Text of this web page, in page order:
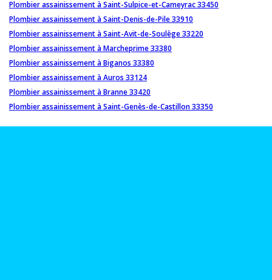
Plombier assainissement à Saint-Sulpice-et-Cameyrac 33450
Plombier assainissement à Saint-Denis-de-Pile 33910
Plombier assainissement à Saint-Avit-de-Soulège 33220
Plombier assainissement à Marcheprime 33380
Plombier assainissement à Biganos 33380
Plombier assainissement à Auros 33124
Plombier assainissement à Branne 33420
Plombier assainissement à Saint-Genès-de-Castillon 33350